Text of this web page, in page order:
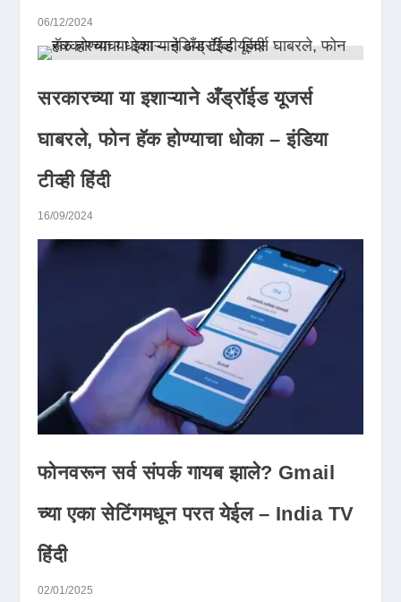
06/12/2024
सरकारच्या या इशाऱ्याने अँड्रॉईड यूजर्स
घाबरले, फोन हॅक होण्याचा धोका – इंडिया
टीव्ही हिंदी
16/09/2024
फोनवरून सर्व संपर्क गायब झाले? Gmail
च्या एका सेटिंगमधून परत येईल – India TV
हिंदी
02/01/2025